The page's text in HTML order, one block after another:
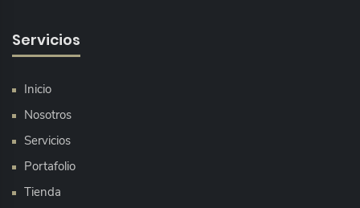
Servicios
Inicio
Nosotros
Servicios
Portafolio
Tienda